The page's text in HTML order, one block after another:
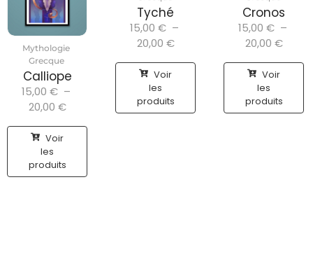
Mythologie
Grecque
Calliope
15,00 € –
20,00 €
Voir
les
produits
Tyché
15,00 € –
20,00 €
Voir
les
produits
Cronos
15,00 € –
20,00 €
Voir
les
produits